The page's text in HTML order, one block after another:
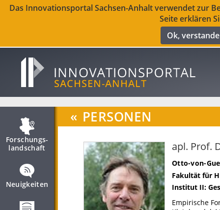
Das Innovationsportal Sachsen-Anhalt verwendet zur
Seite erklären
Ok,
Forschungs­
landschaft
Neuigkeiten
« PERSONEN
apl. Prof.
Otto-von-
Fakultät für
Institut II:
Empirische